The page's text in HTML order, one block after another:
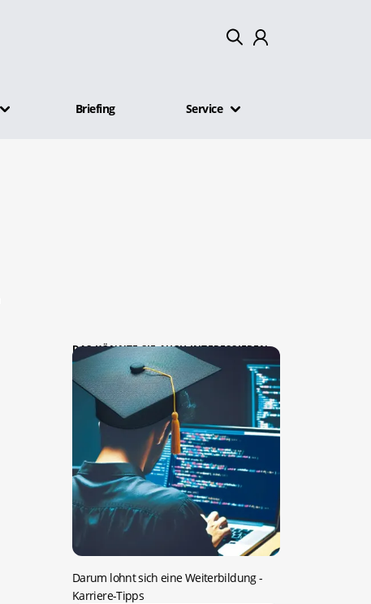
Briefing Service
DAS KÖNNTE SIE AUCH INTERESSIEREN:
Darum lohnt sich eine Weiterbildung-
Karriere-Tipps